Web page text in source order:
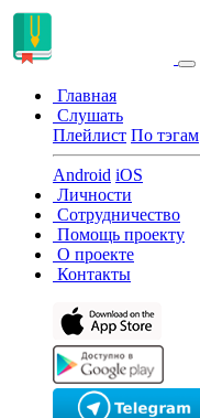
Главная
Слушать
Плейлист По тэгам
Android iOS
Личности
Сотрудничество
Помощь проекту
О проекте
Контакты